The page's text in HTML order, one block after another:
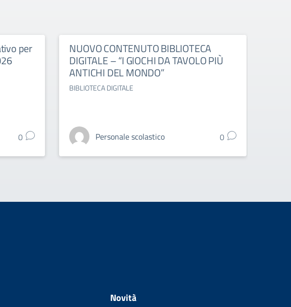
per
0
NUOVO CONTENUTO BIBLIOTECA
DIGITALE – “I GIOCHI DA TAVOLO PIÙ
ANTICHI DEL MONDO”
BIBLIOTECA DIGITALE
Personale scolastico 0
Novità